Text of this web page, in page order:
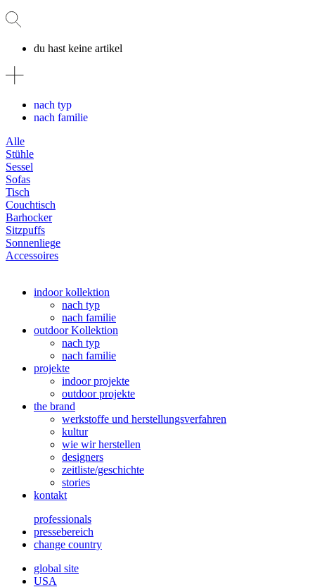
du hast keine artikel
nach typ
nach familie
Alle
Stühle
Sessel
Sofas
Tisch
Couchtisch
Barhocker
Sitzpuffs
Sonnenliege
Accessoires
indoor kollektion
nach typ
nach familie
outdoor Kollektion
nach typ
nach familie
projekte
indoor projekte
outdoor projekte
the brand
werkstoffe und herstellungsverfahren
kultur
wie wir herstellen
designers
zeitliste/geschichte
stories
kontakt
professionals
pressebereich
change country
global site
USA